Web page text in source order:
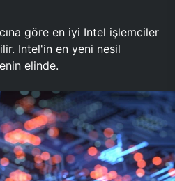
göre en iyi Intel işlemciler
Intel'in en yeni nesil
elinde.